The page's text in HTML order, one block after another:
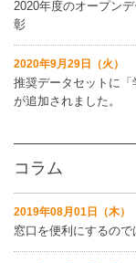
2020年度のオープン
彰
2020年9月29日（火）
推奨データセットに「
が追加されました。
コラム
2019年08月01日（木）
窓口を便利にするの